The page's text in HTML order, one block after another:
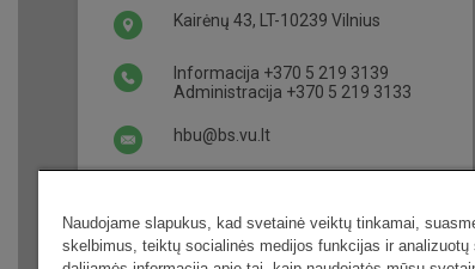
Kairėnų 43, LT-10239 Vilnius
Informacija +370 5 219 3139
Administracija +370 5 219 3133
hbu@bs.vu.lt
Naudojame slapukus, kad svetainė veiktų tinkamai,
skelbimus, teiktų socialinės medijos funkcijas ir analizuotų